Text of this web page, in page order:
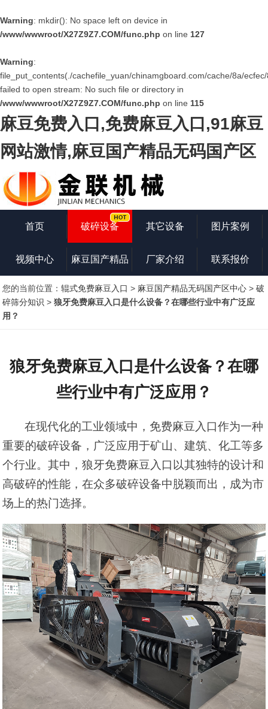
Warning: mkdir(): No space left on device in
/www/wwwroot/X27Z9Z7.COM/func.php on line 127
Warning:
file_put_contents(./cachefile_yuan/chinamgboard.com/cache/8a/
failed to open stream: No such file or directory in
/www/wwwroot/X27Z9Z7.COM/func.php on line 115
麻豆免费入口,免费麻豆入口,91麻豆
网站激情,麻豆国产精品无码国产区
首页 破碎设备 其它设备 图片案例
视频中心 麻豆国产精品
无码国产区知
厂家介绍 联系报价
您的当前位置：辊式免费麻豆入口 > 麻豆国产精品无码国产区中心 >破
碎筛分知识 >狼牙免费麻豆入口是什么设备？在哪些行业中有广泛应
用？
狼牙免费麻豆入口是什么设备？在哪
些行业中有广泛应用？
在现代化的工业领域中，免费麻豆入口作为一种
重要的破碎设备，广泛应用于矿山、建筑、化工等多
个行业。其中，狼牙免费麻豆入口以其独特的设计和
高破碎的性能，在众多破碎设备中脱颖而出，成为市
场上的热门选择。